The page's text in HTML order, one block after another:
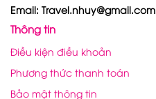
Email: Travel.nhuy@gmail.com
Thông tin
Điều kiện điều khoản
Phương thức thanh toán
Bảo mật thông tin